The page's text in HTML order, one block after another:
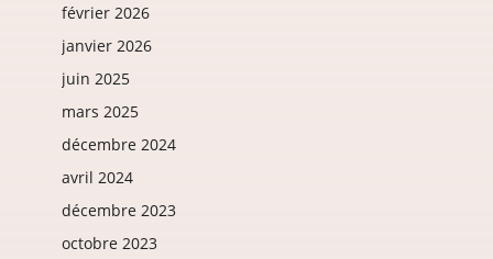
février 2026
janvier 2026
juin 2025
mars 2025
décembre 2024
avril 2024
décembre 2023
octobre 2023